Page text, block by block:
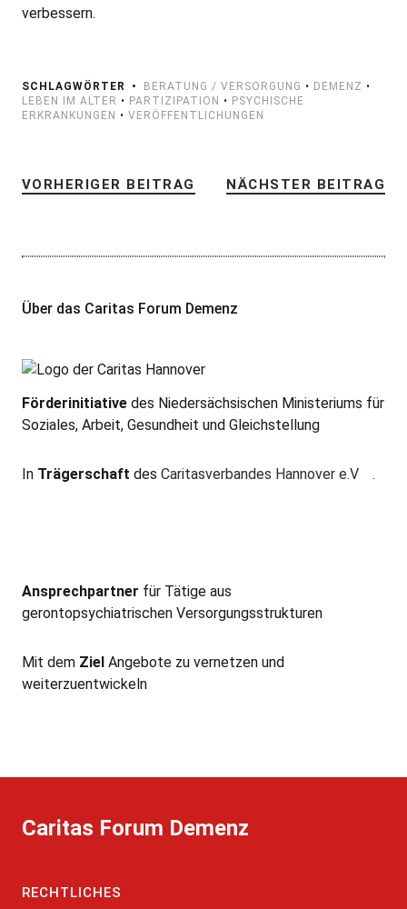
verbessern.
SCHLAGWÖRTER BERATUNG / VERSORGUNG • DEMENZ •
LEBEN IM ALTER • PARTIZIPATION • PSYCHISCHE
ERKRANKUNGEN • VERÖFFENTLICHUNGEN
VORHERIGER BEITRAG NÄCHSTER BEITRAG
Über das Caritas Forum Demenz
Förderinitiative des Niedersächsischen Ministeriums für
Soziales, Arbeit, Gesundheit und Gleichstellung
In Trägerschaft des Caritasverbandes Hannover e.V .
Ansprechpartner für Tätige aus
gerontopsychiatrischen Versorgungsstrukturen
Mit dem Ziel Angebote zu vernetzen und
weiterzuentwickeln
Caritas Forum Demenz
RECHTLICHES